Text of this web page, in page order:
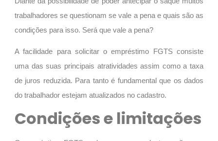
trabalhadores se questionam se vale a pena e quais são as
condições para isso. Será que vale a pena?
A facilidade para solicitar o empréstimo FGTS consiste
uma das suas principais atratividades assim como a taxa
de juros reduzida. Para tanto é fundamental que os dados
do trabalhador estejam atualizados no cadastro.
Condições e limitações